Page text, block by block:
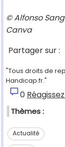
© Alfonso
Canva
Partager sur :
"Tous droits de
Handicap.fr."
0
Thèmes :
Actualité